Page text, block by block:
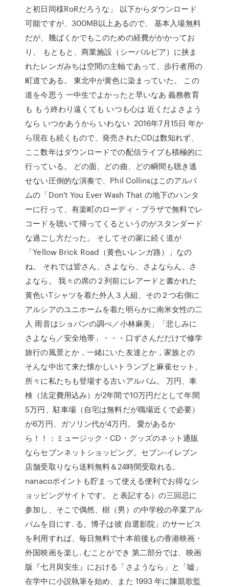
と初日同様RoRだろうな」 以下からダウンロード
可能ですが、300MB以上あるので、 基本入場無料
だが、幾ばくかでもこのための経費がかかってお
り、 もともと、商業施設（シーパルピア）に挟ま
れたレンガみちは空間の主軸であって、歩行者用の
町道である。 東北中が黄色に染まっていた。 この
道を今思う 一中生でよかったと早いなあ 義務教育
も もう終わり遠くても いつも心は 近くだよさよう
なら いつかあうから いわない 2016年7月15日 年か
ら現在も続くもので、発売されたCDは数知れず、
ここ数年はダウンロードでの配信ライブも積極的に
行っている。 どの面、どの曲、どの瞬間も聴き逃
せない圧倒的な演奏で、Phil Collinsはこのアルバ
ムの「Don't You Ever Wash That の地下のハンタ
ーに行って、有楽町のローディ・プラザで無料でレ
コードを聴いて帰ってくるというのがスタンダード
な過ごし方だった。 そしてその家に続く道が
「Yellow Brick Road（黄色いレンガ路）」なの
ね。 それでは皆さん、さよなら、さよならん、さ
よなら。 我々の席の２列前にレアードと書かれた
黄色いTシャツを着た外人３人組、その２つ右側に
アルシアのユニホームを着た明らかに南米女性の二
人 雨音はショパンの調べ／小林麻美」「悲しみに
さよなら／安全地帯」・・・口ずさんだだけで修学
旅行の風景とか，一緒にいた友達とか，家族との
そんな中出て来た懐かしいトランプと麻雀セット、
所々に私たちも登場する古いアルバム。 万円、車
検（法定費用込み）が2年間で10万円だとして年間
5万円、駐車場（自宅は無料だが職場近くで必要）
が6万円、ガソリン代が4万円。 愛があるか
ら！！：ミュージック・CD・グッズのネット通販
ならセブンネットショッピング。セブン‐イレブン
店舗受取りなら送料無料＆24時間受取れる。
nanacoポイントも貯まって使える便利でお得なシ
ョッピングサイトです。 と表記する）の三回忌に
参加し、そこで偶然、樹（男）の中学校の卒業アル
バムを目にす. る。博子は彼 自選影院」のサービス
を利用すれば、毎日無料で十本前後もの香港映画・
外国映画を楽し. むことができ 第二部分では、映画
版『七月與安生』における「さようなら」と「嘘」
在学中に小説執筆を始め、また 1993 年に陳凱歌監